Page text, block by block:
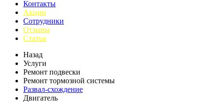
Контакты
Акции
Сотрудники
Отзывы
Статьи
Назад
Услуги
Ремонт подвески
Ремонт тормозной системы
Развал-схождение
Двигатель